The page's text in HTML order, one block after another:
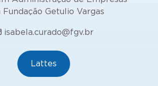
Fundação Getulio Vargas
isabela.curado@fgv.br
Lattes